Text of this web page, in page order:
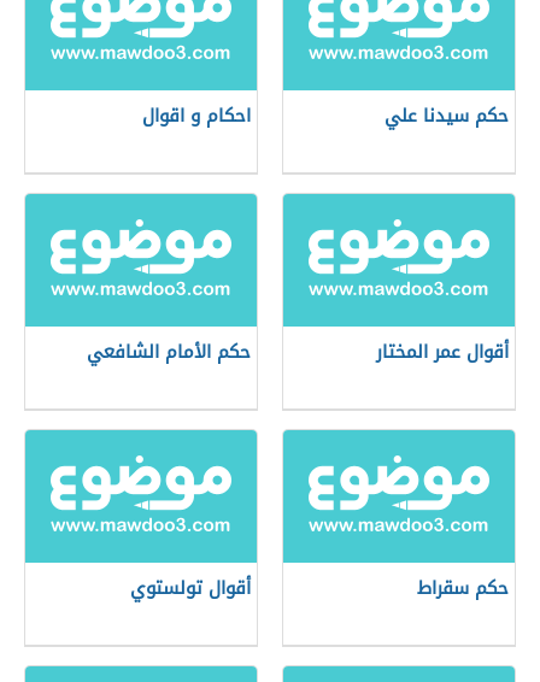
حكم سيدنا علي احكام و اقوال
أقوال عمر المختار حكم الأمام الشافعي
حكم سقراط أقوال تولستوي